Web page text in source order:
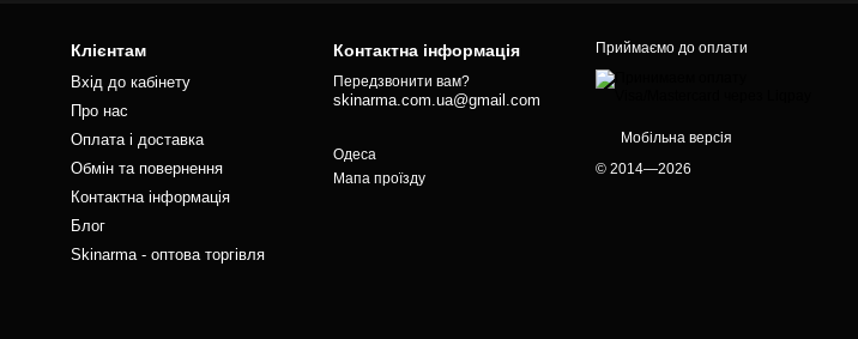
Клієнтам
Вхід до кабінету
Про нас
Оплата і доставка
Обмін та повернення
Контактна інформація
Блог
Skinarma - оптова торгівля
Контактна інформація
Передзвонити вам?
skinarma.com.ua@gmail.com
Одеса
Мапа проїзду
Приймаємо до оплати
Мобільна версія
© 2014—2026